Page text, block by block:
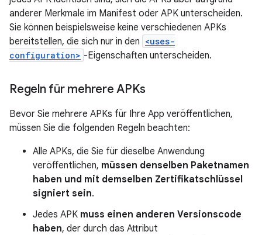
anderer Merkmale im Manifest oder APK unterscheiden.
Sie können beispielsweise keine verschiedenen APKs
bereitstellen, die sich nur in den <uses-
configuration> -Eigenschaften unterscheiden.
Regeln für mehrere APKs
Bevor Sie mehrere APKs für Ihre App veröffentlichen,
müssen Sie die folgenden Regeln beachten:
Alle APKs, die Sie für dieselbe Anwendung
veröffentlichen, müssen denselben Paketnamen
haben und mit demselben Zertifikatschlüssel
signiert sein.
Jedes APK muss einen anderen Versionscode
haben, der durch das Attribut